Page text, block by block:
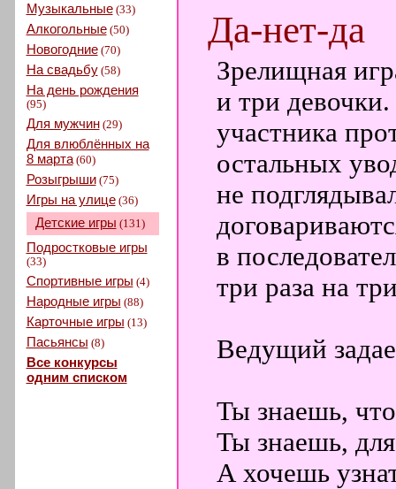
Музыкальные(33)
Алкогольные(50)
Новогодние(70)
На свадьбу(58)
На день рождения
(95)
Для мужчин(29)
Для влюблённых на
8 марта(60)
Розыгрыши(75)
Игры на улице(36)
Детские игры (131)
Подростковые игры
(33)
Спортивные игры (4)
Народные игры (88)
Карточные игры (13)
Пасьянсы (8)
Все конкурсы
одним списком
Да-нет-да
Зрелищная
и три
участника
остальных
не
в
три раза на
Ведущий
Ты знаешь,
Ты знаешь, для
А хочешь